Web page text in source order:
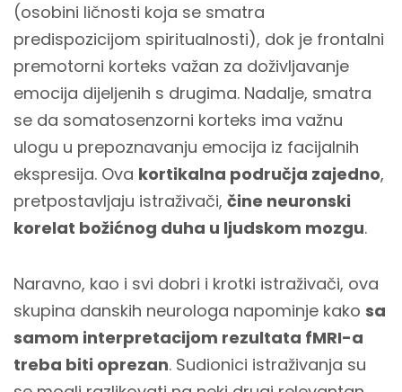
(osobini ličnosti koja se smatra
predispozicijom spiritualnosti), dok je frontalni
premotorni korteks važan za doživljavanje
emocija dijeljenih s drugima. Nadalje, smatra
se da somatosenzorni korteks ima važnu
ulogu u prepoznavanju emocija iz facijalnih
ekspresija. Ova kortikalna područja zajedno,
pretpostavljaju istraživači, čine neuronski
korelat božićnog duha u ljudskom mozgu.
Naravno, kao i svi dobri i krotki istraživači, ova
skupina danskih neurologa napominje kako sa
samom interpretacijom rezultata fMRI-a
treba biti oprezan. Sudionici istraživanja su